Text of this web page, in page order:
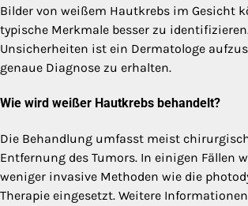
Bilder von weißem Hautkrebs im Gesicht
typische Merkmale besser zu
Unsicherheiten ist ein Dermatologe
genaue Diagnose zu erhalten.
Wie wird weißer Hautkrebs behandelt?
Die Behandlung umfasst meist
Entfernung des Tumors. In einigen Fällen
weniger invasive Methoden wie die
Therapie eingesetzt. Weitere